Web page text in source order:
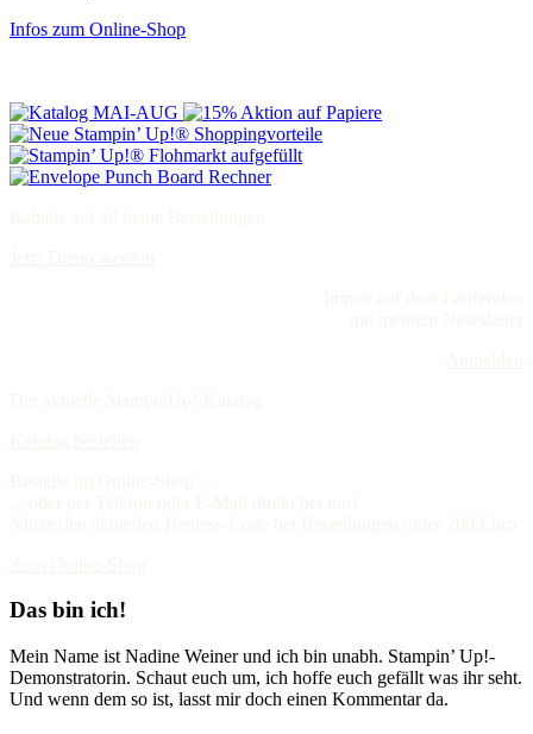
Infos zum Online-Shop
Das bin ich!
Mein Name ist Nadine Weiner und ich bin unabh. Stampin’ Up!-
Demonstratorin. Schaut euch um, ich hoffe euch gefällt was ihr seht.
Und wenn dem so ist, lasst mir doch einen Kommentar da.